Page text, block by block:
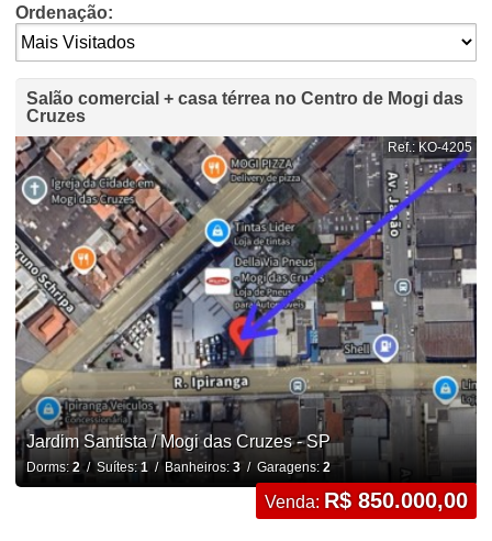
Ordenação:
Salão comercial + casa térrea no Centro de Mogi das
Cruzes
Ref.: KO-4205
Jardim Santista / Mogi das Cruzes - SP
Dorms: 2/ Suítes:1/ Banheiros: 3/ Garagens: 2
Venda: R$ 850.000,00